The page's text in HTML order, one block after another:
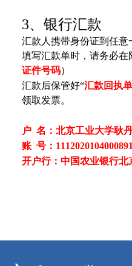
3、银行汇款
汇款人携带身份证到任
填写汇款单时，请务必在
证件号码）
汇款后保管好“汇款回执单
领取发票。
户 名：北京工业大学耿
账 号：
开户行：中国农业银行北